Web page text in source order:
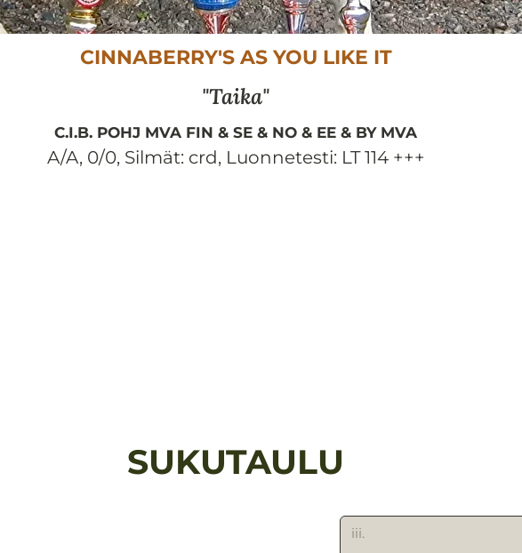
CINNABERRY'S AS YOU LIKE IT
Taika
C.I.B. POHJ MVA FIN & SE & NO & EE & BY MVA
A/A, 0/0, Silmät: crd, Luonnetesti: LT 114 +++
SUKUTAULU
iii.